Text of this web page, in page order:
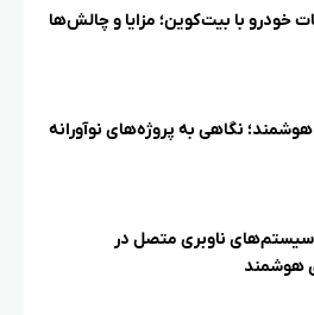
با بیت‌کوین؛ مزایا و چالش‌ها
نگاهی به پروژه‌های نوآورانه
ناوبری متصل در